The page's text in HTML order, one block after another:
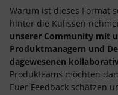
Warum ist dieses Format
hinter die Kulissen
unserer Community mit
Produktmanagern und
dagewesenen
Produkteams möchten
Euer Feedback schätzen